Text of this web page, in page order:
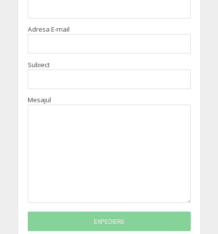
Adresa E-mail
Subiect
Mesajul